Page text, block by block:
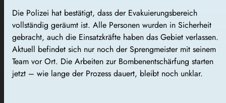
Die Polizei hat bestätigt, dass der Evakuierungsbereich
vollständig geräumt ist. Alle Personen wurden in Sicherheit
gebracht, auch die Einsatzkräfte haben das Gebiet verlassen.
Aktuell befindet sich nur noch der Sprengmeister mit seinem
Team vor Ort. Die Arbeiten zur Bombenentschärfung starten
jetzt – wie lange der Prozess dauert, bleibt noch unklar.